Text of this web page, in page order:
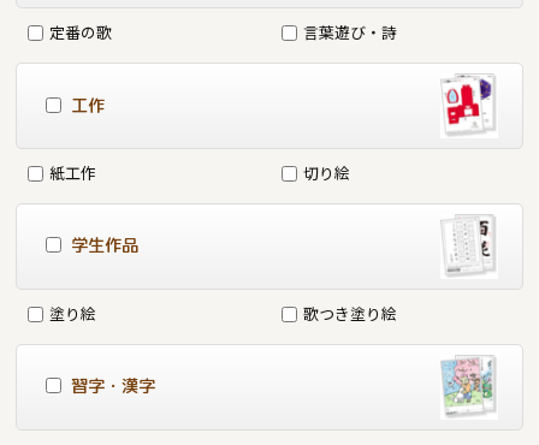
定番の歌 言葉遊び・詩
工作
紙工作 切り絵
学生作品
塗り絵 歌つき塗り絵
習字・漢字